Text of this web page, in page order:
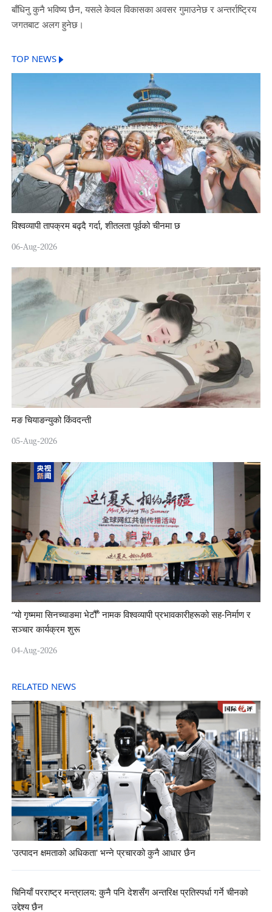
बाँधिनु कुनै भविष्य छैन, यसले केवल विकासका अवसर गुमाउनेछ र अन्तर्राष्ट्रिय
जगतबाट अलग हुनेछ।
TOP NEWS
विश्वव्यापी तापक्रम बढ्दै गर्दा, शीतलता पूर्वको चीनमा छ
06-Aug-2026
मङ चियाङन्युको किंवदन्ती
05-Aug-2026
“यो गृष्ममा सिनच्याङमा भेटौँ” नामक विश्वव्यापी प्रभावकारीहरूको सह-निर्माण र
सञ्चार कार्यक्रम शुरू
04-Aug-2026
RELATED NEWS
'उत्पादन क्षमताको अधिकता' भन्ने प्रचारको कुनै आधार छैन
चिनियाँ परराष्ट्र मन्त्रालय: कुनै पनि देशसँग अन्तरिक्ष प्रतिस्पर्धा गर्ने चीनको
उद्देश्य छैन